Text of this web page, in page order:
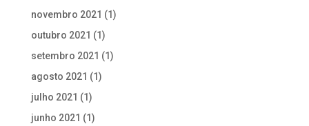
novembro 2021 (1)
outubro 2021 (1)
setembro 2021 (1)
agosto 2021 (1)
julho 2021 (1)
junho 2021 (1)